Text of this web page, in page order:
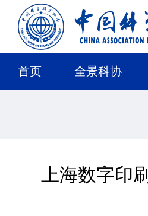
首页 全景科协
上海数字印